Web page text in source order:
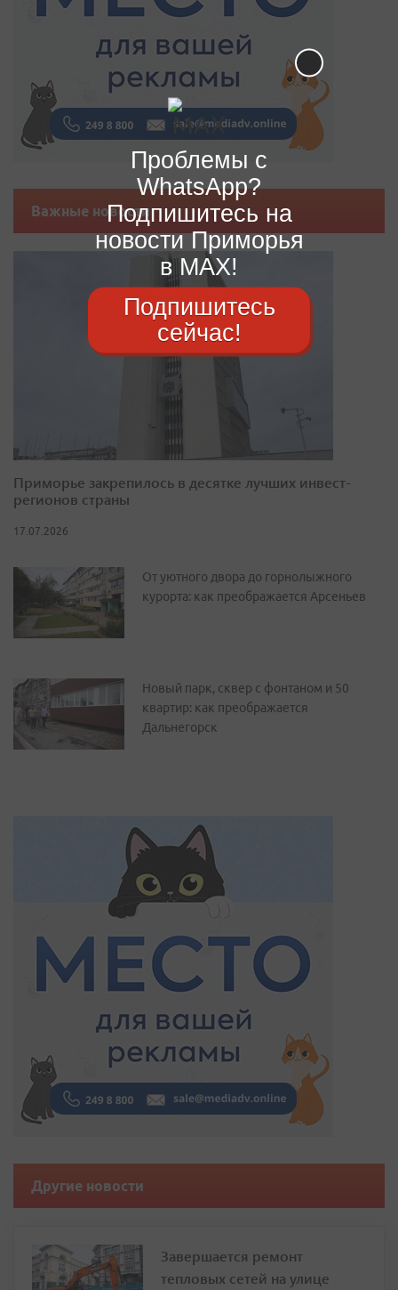
Важные новости
Приморье закрепилось в десятке лучших инвест-
регионов страны
17.07.2026
От уютного двора до горнолыжного
курорта: как преображается Арсеньев
Новый парк, сквер с фонтаном и 50
квартир: как преображается
Дальнегорск
Другие новости
Завершается ремонт
тепловых сетей на улице
Проблемы с
WhatsApp?
Подпишитесь на
новости Приморья
в MAX!
Подпишитесь
сейчас!